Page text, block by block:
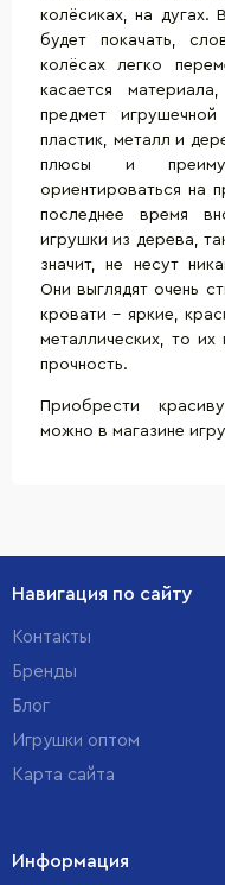
колёсиках, на дугах.
будет покачать,
колёсах легко
касается
предмет
пластик, металл и
плюсы и
ориентироваться на
последнее время
игрушки из дерева,
значит, не несут
Они выглядят очень
кровати - яркие,
металлических, то
прочность.
Приобрести
можно в магазине
Навигация по сайту
Контакты
Бренды
Блог
Игрушки оптом
Карта сайта
Информация